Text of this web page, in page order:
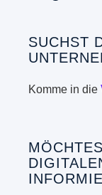
SUCHST
Komme in die